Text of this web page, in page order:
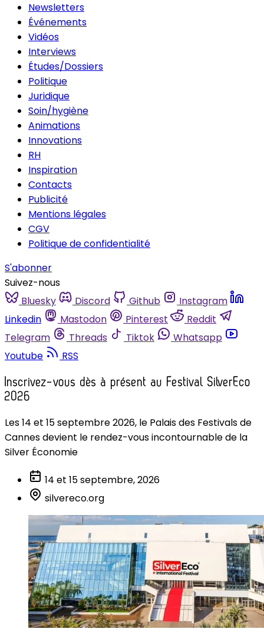
Newsletters
Événements
Vidéos
Interviews
Études/Dossiers
Politique
Juridique
Soin/hygiène
Animations
Innovations
RH
Inspiration
Contacts
Publicité
Mentions légales
CGV
Politique de confidentialité
S'abonner
Suivez-nous
Bluesky
Discord Github
Instagram
Linkedin
Mastodon Pinterest
Reddit
Telegram
Threads Tiktok
Whatsapp
Youtube
RSS
Inscrivez-vous dès à présent au Festival SilverEco
2026
Les 14 et 15 septembre 2026, le Palais des Festivals de
Cannes devient le rendez-vous incontournable de la
Silver Économie
14 et 15 septembre, 2026
silvereco.org